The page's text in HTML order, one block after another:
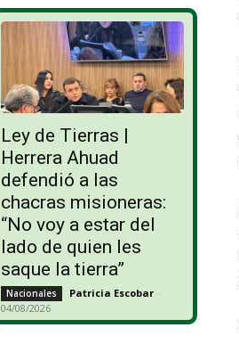
Ley de Tierras |
Herrera Ahuad
defendió a las
chacras misioneras:
“No voy a estar del
lado de quien les
saque la tierra”
Nacionales Patricia Escobar -
04/08/2026